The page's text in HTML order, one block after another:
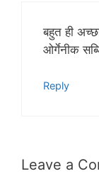
बहुत ही
ओर्गेनीक
Reply
Leave a